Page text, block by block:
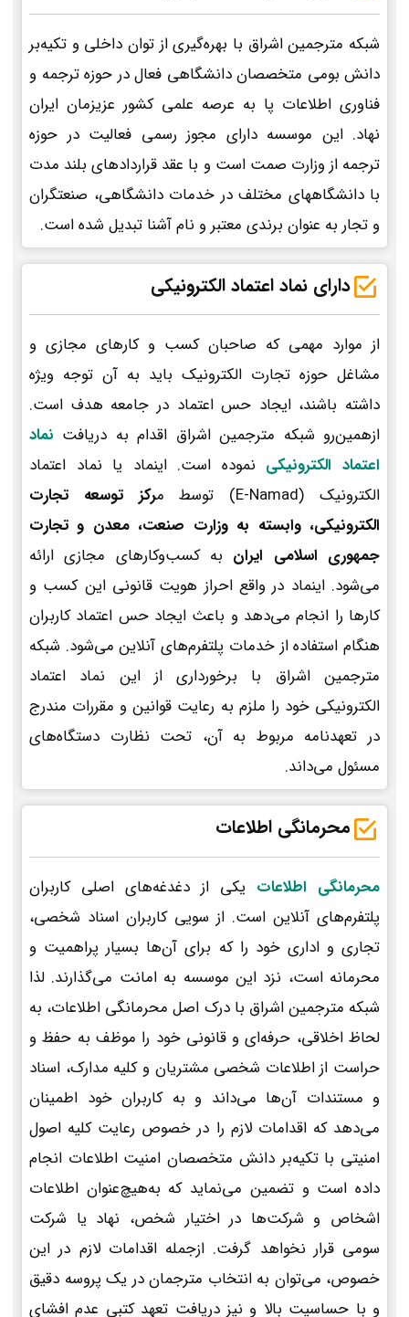
شبکه مترجمین اشراق با بهره‌گیری از توان داخلی و تکیه‌بر
دانش بومی متخصصان دانشگاهی فعال در حوزه ترجمه و
فناوری اطلاعات پا به عرصه علمی کشور عزیزمان ایران
نهاد. این موسسه دارای مجوز رسمی فعالیت در حوزه
ترجمه از وزارت صمت است و با عقد قراردادهای بلند مدت
با دانشگاههای مختلف در خدمات دانشگاهی، صنعتگران
و تجار به عنوان برندی معتبر و نام آشنا تبدیل شده است.
دارای نماد اعتماد الکترونیکی
از موارد مهمی که صاحبان کسب و کارهای مجازی و
مشاغل حوزه تجارت الکترونیک باید به آن توجه ویژه
داشته باشند، ایجاد حس اعتماد در جامعه هدف است.
ازهمین‌رو شبکه مترجمین اشراق اقدام به دریافت نماد
اعتماد الکترونیکی نموده است. اینماد یا نماد اعتماد
الکترونیک (E-Namad) توسط م
رکز توسعه تجارت
الکترونیکی، وابسته به وزارت صنعت، معدن و تجارت
جمهوری اسلامی ایران به کسب‌وکارهای مجازی ارائه
می‌شود. اینماد در واقع احراز هویت قانونی این کسب و
کارها را انجام می‌دهد و باعث ایجاد حس اعتماد کاربران
هنگام استفاده از خدمات پلتفرم‌های آنلاین می‌شود. شبکه
مترجمین اشراق با برخورداری از این نماد اعتماد
الکترونیکی خود را ملزم به رعایت قوانین و مقررات مندرج
در تعهدنامه مربوط به آن، تحت نظارت دستگاه‌های
مسئول می‌داند.
محرمانگی اطلاعات
محرمانگی اطلاعات یکی از دغدغه‌های اصلی کاربران
پلتفرم‌های آنلاین است. از سویی کاربران اسناد شخصی،
تجاری و اداری خود را که برای آن‌ها بسیار پراهمیت و
محرمانه است، نزد این موسسه به امانت می‌گذارند. لذا
شبکه مترجمین اشراق با درک اصل محرمانگی اطلاعات، به
لحاظ اخلاقی، حرفه‌ای و قانونی خود را موظف به حفظ و
حراست از اطلاعات شخصی مشتریان و کلیه مدارک، اسناد
و مستندات آن‌ها می‌داند و به کاربران خود اطمینان
می‌دهد که اقدامات لازم را در خصوص رعایت کلیه اصول
امنیتی با تکیه‌بر دانش متخصصان امنیت اطلاعات انجام
داده است و تضمین می‌نماید که به‌هیچ‌عنوان اطلاعات
اشخاص و شرکت‌ها در اختیار شخص، نهاد یا شرکت
سومی قرار نخواهد گرفت. ازجمله اقدامات لازم در این
خصوص، می‌توان به انتخاب مترجمان در یک پروسه دقیق
و با حساسیت بالا و نیز دریافت تعهد کتبی عدم افشای